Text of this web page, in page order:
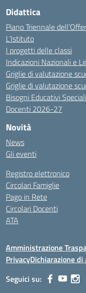
Didattica
Piano Triennale
L’Istituto
I progetti delle classi
Indicazioni Nazionali e
Griglie di valutazione
Griglie di valutazione
Bisogni Educativi Speciali
Docenti 2026-27
Novità
News
Gli eventi
Registro elettronico
Circolari Famiglie
Pago in Rete
Circolari Docenti
ATA
Amministrazione
PrivacyDichiarazione
Seguici su: